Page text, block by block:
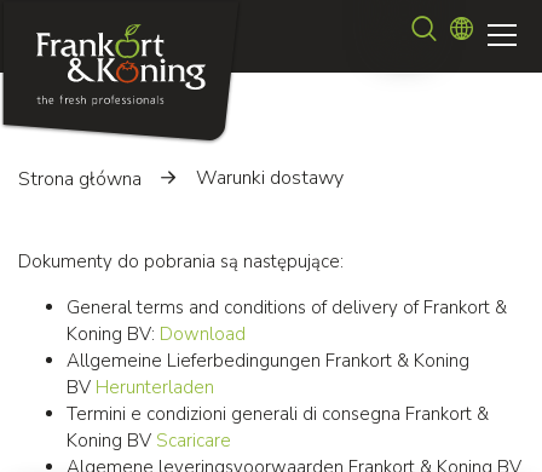
treści
Szukaj
Strona główna Warunki dostawy
Dokumenty do pobrania są następujące:
General terms and conditions of delivery of Frankort &
Koning BV: Download
Allgemeine Lieferbedingungen Frankort & Koning
BV Herunterladen
Termini e condizioni generali di consegna Frankort &
Koning BV Scaricare
Algemene leveringsvoorwaarden Frankort & Koning BV